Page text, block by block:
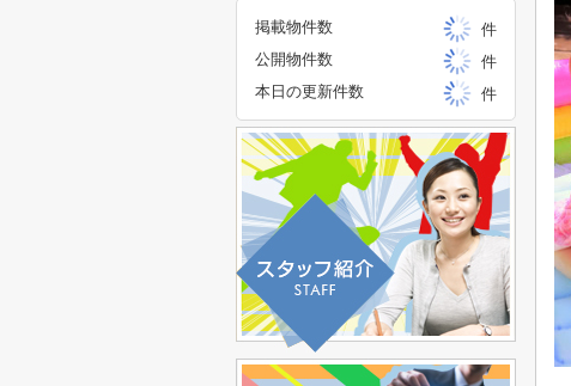
掲載物件数
件
公開物件数
件
本日の更新件数
件